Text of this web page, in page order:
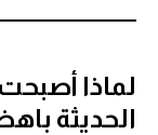
لماذا
الحديثة